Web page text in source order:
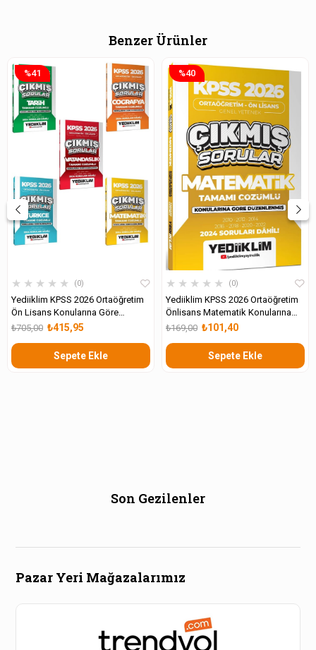
Benzer Ürünler
★ ★ ★ ★ ★ 0
Yediiklim KPSS 2026 Ortaöğretim
Ön Lisans Konularına Göre
Düzenlenmiş Tamamı Çözümlü
dahil)
₺415,95
₺705,00
Sepete Ekle
%41
★ ★ ★ ★ ★ 0
Yediiklim KPSS 2026 Ortaöğretim
Önlisans Matematik Konularına
Göre Çıkmış Sorular 2024 (2024
₺101,40
₺169,00
Sepete Ekle
%40
Son Gezilenler
Pazar Yeri Mağazalarımız